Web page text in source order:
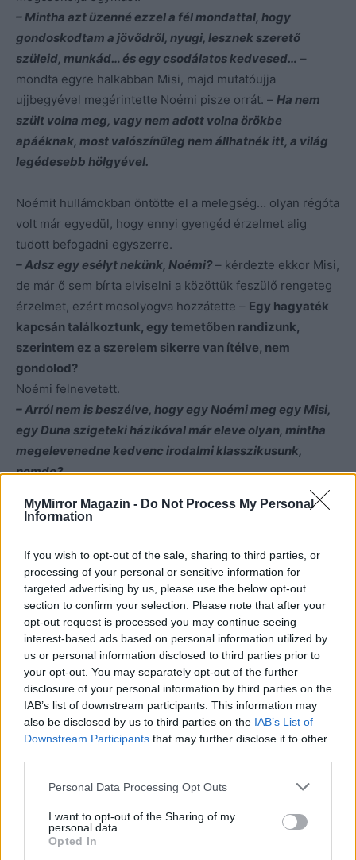
MyMirror Magazin - Do Not Process My Personal
Information
If you wish to opt-out of the sale, sharing to third parties, or
processing of your personal or sensitive information for
targeted advertising by us, please use the below opt-out
section to confirm your selection. Please note that after your
opt-out request is processed you may continue seeing
interest-based ads based on personal information utilized by
us or personal information disclosed to third parties prior to
your opt-out. You may separately opt-out of the further
disclosure of your personal information by third parties on the
IAB’s list of downstream participants. This information may
also be disclosed by us to third parties on the IAB’s List of
Downstream Participants that may further disclose it to other
Personal Data Processing Opt Outs
I want to opt-out of the Sharing of my
personal data.
Opted In
– Mintha azt üzenné ezzel a fél mondattal, hogy
gondoskodtam a jövődről, nyugi, lesznek szerető
szüleid, munkád… és egy csodálatos kedvesed… –
mondta egyre halkabban Misi, majd mutatóujja
ujjbegyével megérintette Noémi pisze orrát. – Ha nem
szült volna meg, vagy nem adott volna örökbe
apáéknak, most valószínűleg nem állhatnék itt, a világ
legédesebb hölgyével.
Noémit hullámokban öntötte el a melegség… olyan régóta
volt már egyedül, hogy ennyi gyengéd érzelmet alig
tudott befogadni egyszerre.
– Adsz egy esélyt nekünk, Noémi? – kérdezte ekkor Misi,
de már ő sem bírta elviselni a közöttük feszülő rengeteg
érzelmet, ezért mosolyogva hozzátette – Egy hagyaték
kapcsán találkoztunk, egy temetőben randizunk,
szerintem ez a szerelem sikerre van ítélve, nem
gondolod?
Noémi felnevetett.
– Arról nem is beszélve, hogy egy Noémi meg egy Misi,
egy Duna szigeteki házikóval már eleve olyan, mintha
megelevenedne kedvenc irodalmi klasszikusunk,
nemde?
–
húzta magához a nőt, puha puszit nyomva Noémi
Ölelésük olyan igéző és jót ígérő volt, hogy még a mohás
kőszobrocskák is beleborzongtak egy pillanatra.
VÉGE
Előző rész
fotó: Pinterest